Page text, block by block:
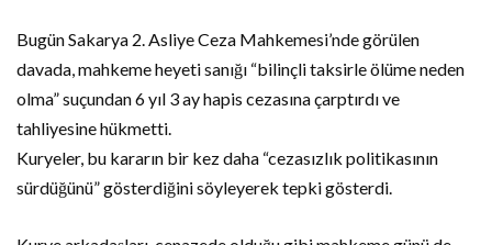
Bugün Sakarya 2. Asliye Ceza Mahkemesi’nde görülen
davada, mahkeme heyeti sanığı “bilinçli taksirle ölüme neden
olma” suçundan 6 yıl 3 ay hapis cezasına çarptırdı ve
tahliyesine hükmetti.
Kuryeler, bu kararın bir kez daha “cezasızlık politikasının
sürdüğünü” gösterdiğini söyleyerek tepki gösterdi.